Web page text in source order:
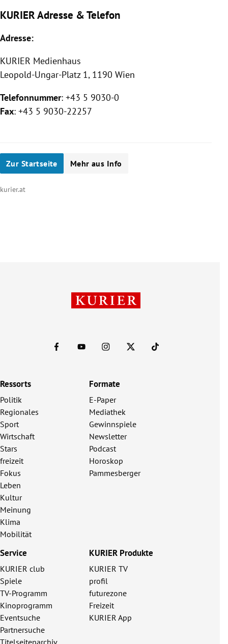
KURIER Adresse & Telefon
Adresse:
KURIER Medienhaus
Leopold-Ungar-Platz 1, 1190 Wien
Telefonnummer: +43 5 9030-0
Fax: +43 5 9030-22257
Zur Startseite Mehr aus Info
kurier.at
Ressorts
Politik
Regionales
Sport
Wirtschaft
Stars
freizeit
Fokus
Leben
Kultur
Meinung
Klima
Mobilität
Formate
E-Paper
Mediathek
Gewinnspiele
Newsletter
Podcast
Horoskop
Pammesberger
Service
KURIER club
Spiele
TV-Programm
Kinoprogramm
Eventsuche
Partnersuche
Titelseitenarchiv
KURIER Produkte
KURIER TV
profil
futurezone
Freizeit
KURIER App